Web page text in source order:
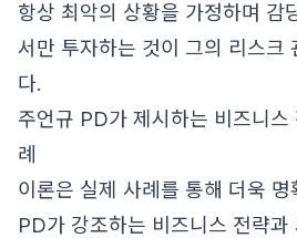
항상 최악의 상황을 가정하며 감
서만 투자하는 것이 그의 리스크
다.
주언규 PD가 제시하는 비즈니스
례
이론은 실제 사례를 통해 더욱
PD가 강조하는 비즈니스 전략과